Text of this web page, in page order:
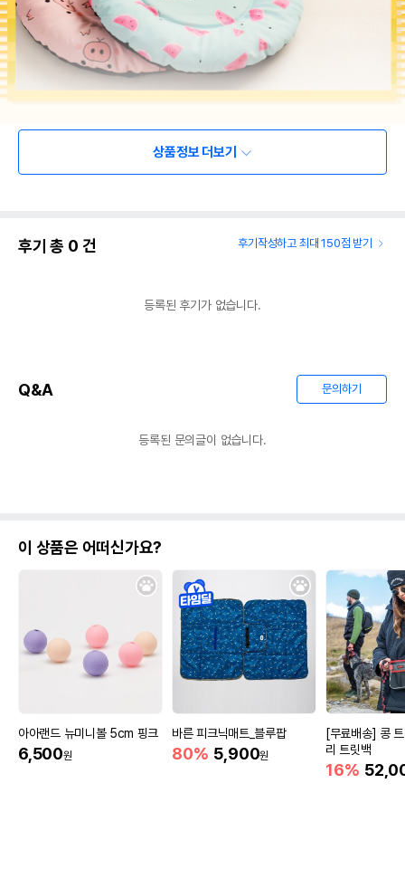
상품정보 더보기
후기 총 0 건 후기작성하고 최대 150점 받기
등록된 후기가 없습니다.
Q&A 문의하기
등록된 문의글이 없습니다.
이 상품은 어떠신가요?
아아랜드 뉴미니볼 5cm 핑크
6,500원
바른 피크닉매트_블루팝
80% 5,900원
[무료배송] 콩
리 트릿백
16%